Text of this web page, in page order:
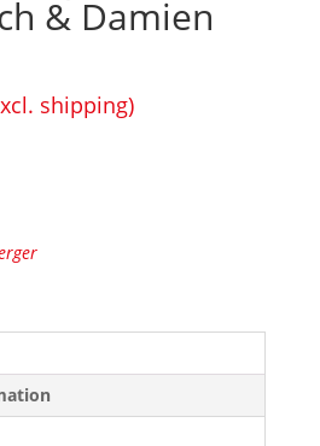
& Damien
shipping)